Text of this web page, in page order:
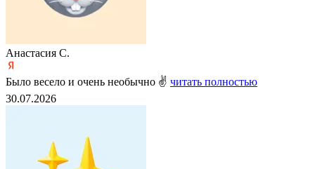
Анастасия С.
Было весело и очень необычно ✌ читать полностью
30.07.2026